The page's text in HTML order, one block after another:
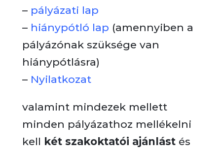
– pályázati lap
– hiánypótló lap (amennyiben a
pályázónak szüksége van
hiánypótlásra)
– Nyilatkozat
valamint mindezek mellett
minden pályázathoz mellékelni
kell két szakoktatói ajánlástés